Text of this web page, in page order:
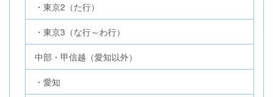
・東京2（た行）
・東京3（な行～わ行）
中部・甲信越（愛知以外）
・愛知